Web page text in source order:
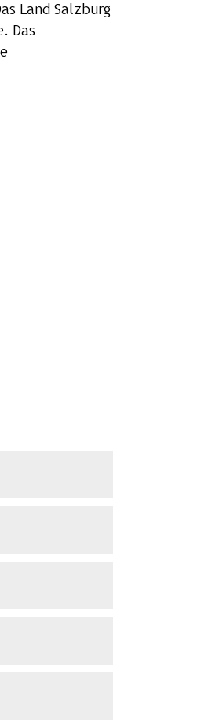
Land Salzburg
Das